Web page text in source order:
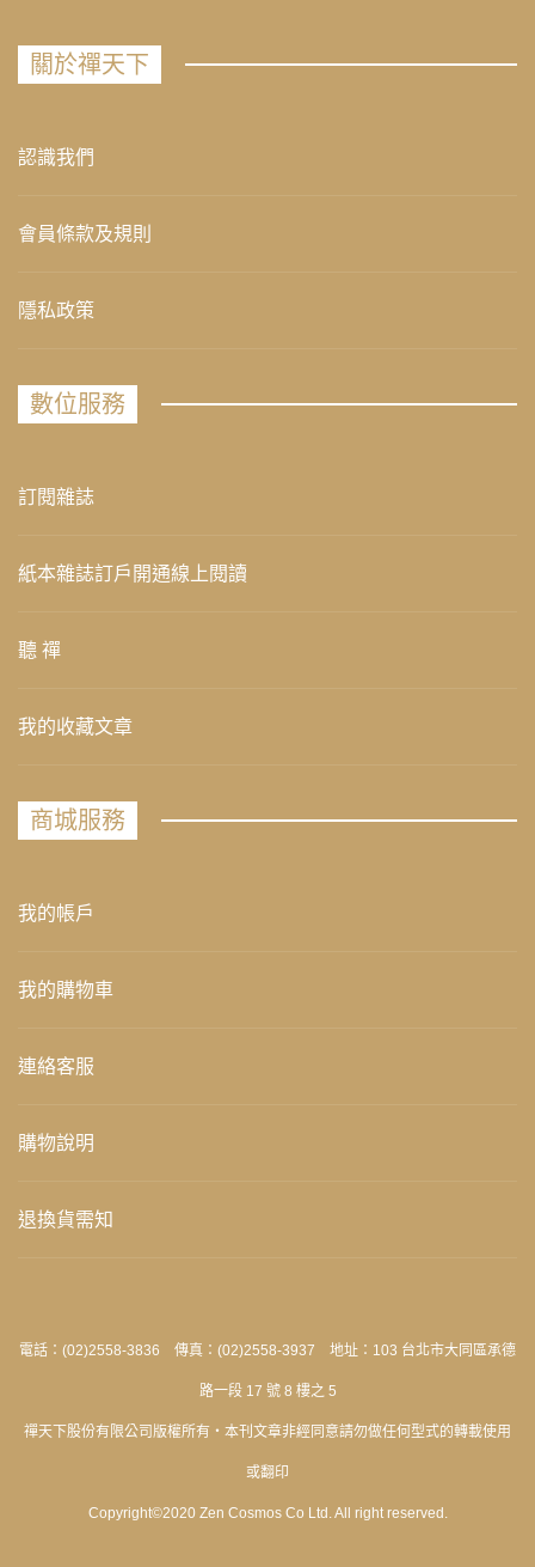
關於禪天下
認識我們
會員條款及規則
隱私政策
數位服務
訂閱雜誌
紙本雜誌訂戶開通線上閱讀
聽 禪
我的收藏文章
商城服務
我的帳戶
我的購物車
連絡客服
購物說明
退換貨需知
電話：(02)2558-3836 傳真：(02)2558-3937 地址：103 台北市大同區承德
路一段 17 號 8 樓之 5
禪天下股份有限公司版權所有‧本刊文章非經同意請勿做任何型式的轉載使用
或翻印
Copyright©2020 Zen Cosmos Co Ltd. All right reserved.